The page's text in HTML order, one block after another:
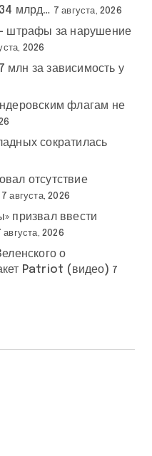
млрд… 7 августа, 2026
штрафы за нарушение
2026
за зависимость у
флагам не
сократилась
отсутствие
7 августа, 2026
призвал ввести
августа, 2026
о
Patriot (видео) 7